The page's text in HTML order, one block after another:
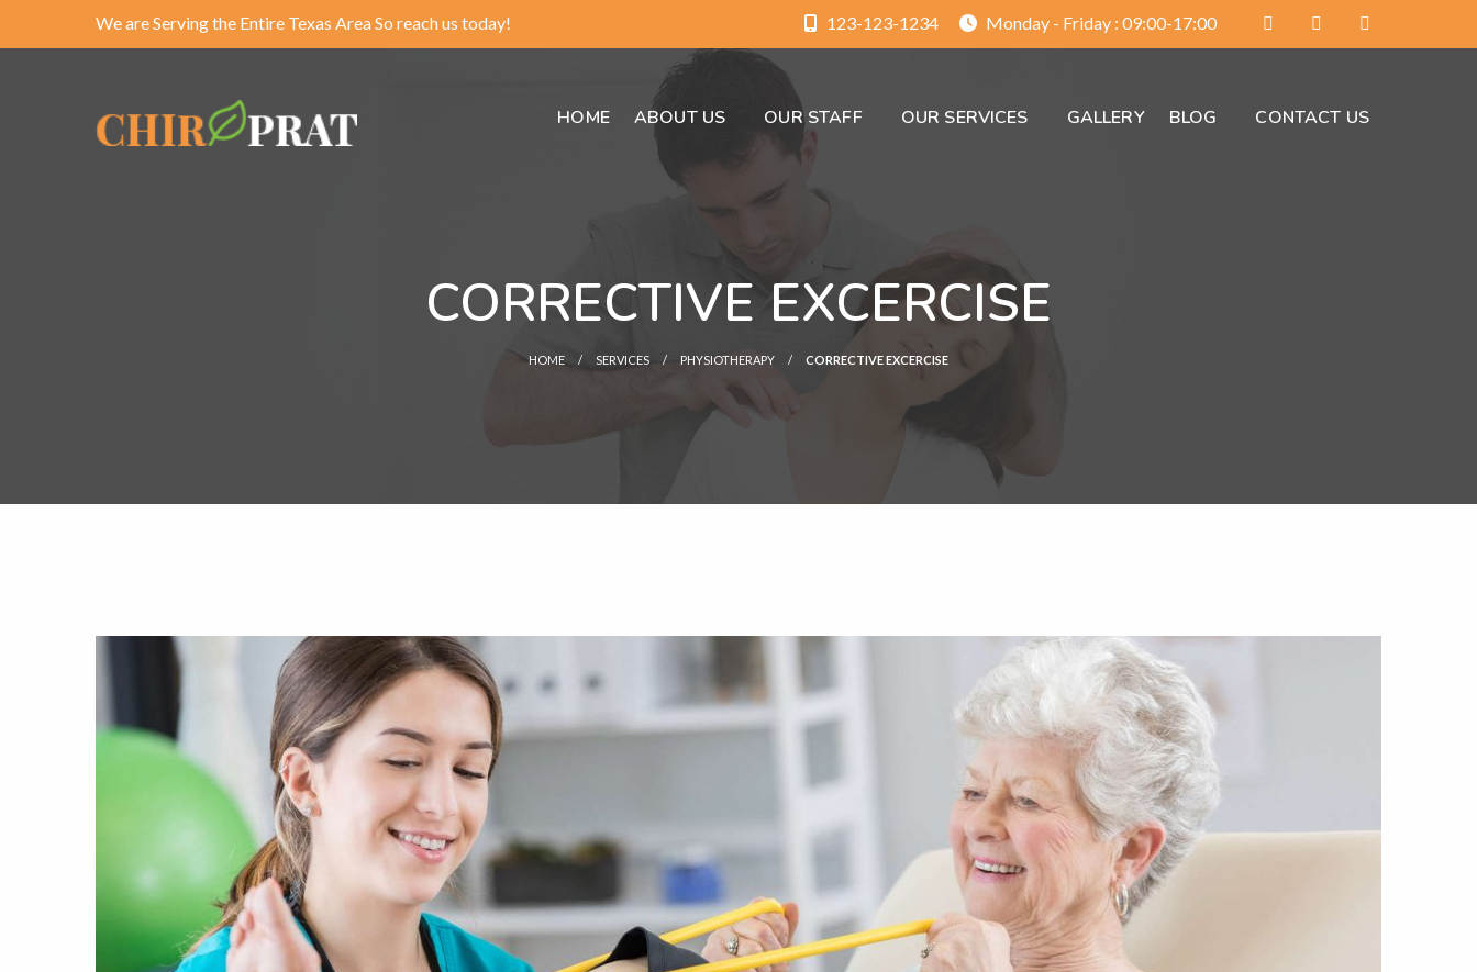
We are Serving the Entire Texas Area So reach us today! 123-123-1234 Monday - Friday : 09:00-17:00
HOME ABOUT US OUR STAFF OUR SERVICES GALLERY BLOG CONTACT US
CORRECTIVE EXCERCISE
HOME SERVICES PHYSIOTHERAPY CORRECTIVE EXCERCISE